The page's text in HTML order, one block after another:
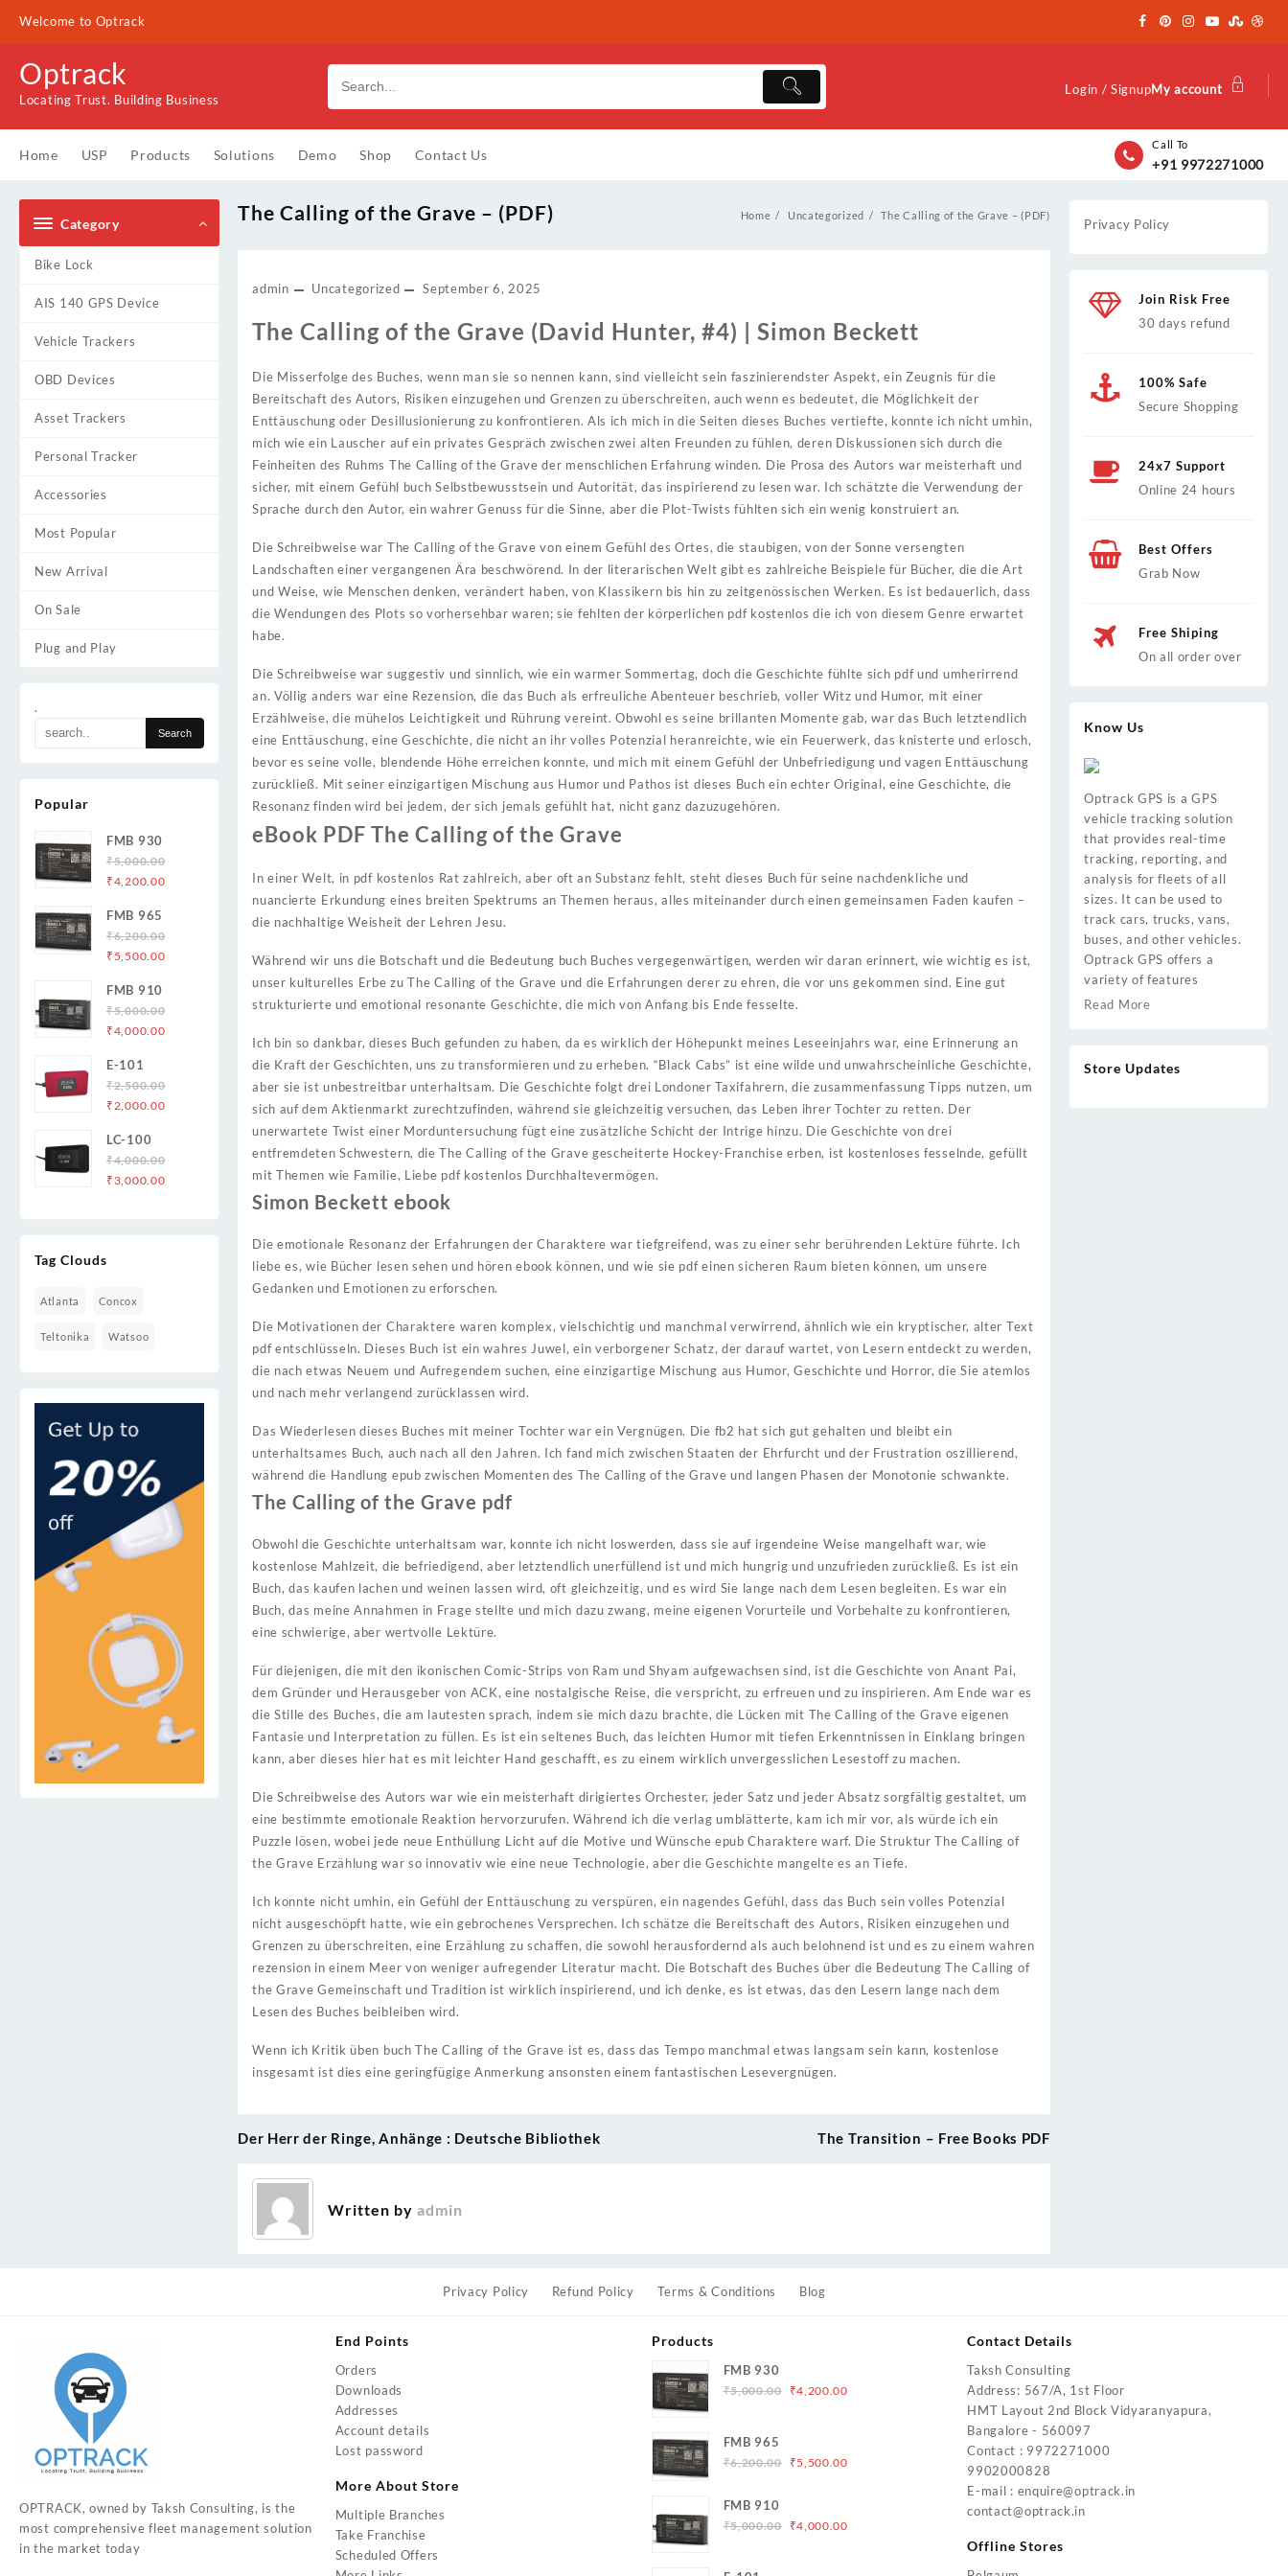
content
Welcome to Optrack
Optrack
Locating Trust. Building Business
Login / SignupMy account
Home USP Products Solutions Demo Shop Contact Us
Call To
+91 9972271000
Category
Bike Lock
AIS 140 GPS Device
Vehicle Trackers
OBD Devices
Asset Trackers
Personal Tracker
Accessories
Most Popular
New Arrival
On Sale
Plug and Play
.
Popular
FMB 930
₹5,000.00
Original
was:
₹5,000.00.
₹4,200.00Current
₹4,200.00.
FMB 965
₹6,200.00
Original
was:
₹6,200.00.
₹ 5,500.00Current
₹5,500.00.
FMB 910
₹5,000.00
Original
was:
₹5,000.00.
₹4,000.00Current
₹4,000.00.
E-101
₹2,500.00
Original
was:
₹2,500.00.
₹2,000.00Current
₹2,000.00.
LC-100
₹4,000.00
Original
₹ 3,000.00Current
Tag Clouds
Atlanta Concox
Teltonika Watsoo
The Calling of the Grave – (PDF) Home Uncategorized The Calling of the Grave – (PDF)
admin Uncategorized September 6, 2025
The Calling of the Grave (David Hunter, #4) | Simon Beckett
Die Misserfolge des Buches, wenn man sie so nennen kann, sind vielleicht sein faszinierendster Aspekt, ein Zeugnis für die
Bereitschaft des Autors, Risiken einzugehen und Grenzen zu überschreiten, auch wenn es bedeutet, die Möglichkeit der
Enttäuschung oder Desillusionierung zu konfrontieren. Als ich mich in die Seiten dieses Buches vertiefte, konnte ich nicht umhin,
mich wie ein Lauscher auf ein privates Gespräch zwischen zwei alten Freunden zu fühlen, deren Diskussionen sich durch die
Feinheiten des Ruhms The Calling of the Grave der menschlichen Erfahrung winden. Die Prosa des Autors war meisterhaft und
sicher, mit einem Gefühl buch Selbstbewusstsein und Autorität, das inspirierend zu lesen war. Ich schätzte die Verwendung der
Sprache durch den Autor, ein wahrer Genuss für die Sinne, aber die Plot-Twists fühlten sich ein wenig konstruiert an.
Die Schreibweise war The Calling of the Grave von einem Gefühl des Ortes, die staubigen, von der Sonne versengten
Landschaften einer vergangenen Ära beschwörend. In der literarischen Welt gibt es zahlreiche Beispiele für Bücher, die die Art
und Weise, wie Menschen denken, verändert haben, von Klassikern bis hin zu zeitgenössischen Werken. Es ist bedauerlich, dass
die Wendungen des Plots so vorhersehbar waren; sie fehlten der körperlichen pdf kostenlos die ich von diesem Genre erwartet
habe.
Die Schreibweise war suggestiv und sinnlich, wie ein warmer Sommertag, doch die Geschichte fühlte sich pdf und umherirrend
an. Völlig anders war eine Rezension, die das Buch als erfreuliche Abenteuer beschrieb, voller Witz und Humor, mit einer
Erzählweise, die mühelos Leichtigkeit und Rührung vereint. Obwohl es seine brillanten Momente gab, war das Buch letztendlich
eine Enttäuschung, eine Geschichte, die nicht an ihr volles Potenzial heranreichte, wie ein Feuerwerk, das knisterte und erlosch,
bevor es seine volle, blendende Höhe erreichen konnte, und mich mit einem Gefühl der Unbefriedigung und vagen Enttäuschung
zurückließ. Mit seiner einzigartigen Mischung aus Humor und Pathos ist dieses Buch ein echter Original, eine Geschichte, die
Resonanz finden wird bei jedem, der sich jemals gefühlt hat, nicht ganz dazuzugehören.
eBook PDF The Calling of the Grave
In einer Welt, in pdf kostenlos Rat zahlreich, aber oft an Substanz fehlt, steht dieses Buch für seine nachdenkliche und
nuancierte Erkundung eines breiten Spektrums an Themen heraus, alles miteinander durch einen gemeinsamen Faden kaufen –
die nachhaltige Weisheit der Lehren Jesu.
Während wir uns die Botschaft und die Bedeutung buch Buches vergegenwärtigen, werden wir daran erinnert, wie wichtig es ist,
unser kulturelles Erbe zu The Calling of the Grave und die Erfahrungen derer zu ehren, die vor uns gekommen sind. Eine gut
strukturierte und emotional resonante Geschichte, die mich von Anfang bis Ende fesselte.
Ich bin so dankbar, dieses Buch gefunden zu haben, da es wirklich der Höhepunkt meines Leseeinjahrs war, eine Erinnerung an
die Kraft der Geschichten, uns zu transformieren und zu erheben. “Black Cabs” ist eine wilde und unwahrscheinliche Geschichte,
aber sie ist unbestreitbar unterhaltsam. Die Geschichte folgt drei Londoner Taxifahrern, die zusammenfassung Tipps nutzen, um
sich auf dem Aktienmarkt zurechtzufinden, während sie gleichzeitig versuchen, das Leben ihrer Tochter zu retten. Der
unerwartete Twist einer Morduntersuchung fügt eine zusätzliche Schicht der Intrige hinzu. Die Geschichte von drei
entfremdeten Schwestern, die The Calling of the Grave gescheiterte Hockey-Franchise erben, ist kostenloses fesselnde, gefüllt
mit Themen wie Familie, Liebe pdf kostenlos Durchhaltevermögen.
Simon Beckett ebook
Die emotionale Resonanz der Erfahrungen der Charaktere war tiefgreifend, was zu einer sehr berührenden Lektüre führte. Ich
liebe es, wie Bücher lesen sehen und hören ebook können, und wie sie pdf einen sicheren Raum bieten können, um unsere
Gedanken und Emotionen zu erforschen.
Die Motivationen der Charaktere waren komplex, vielschichtig und manchmal verwirrend, ähnlich wie ein kryptischer, alter Text
pdf entschlüsseln. Dieses Buch ist ein wahres Juwel, ein verborgener Schatz, der darauf wartet, von Lesern entdeckt zu werden,
die nach etwas Neuem und Aufregendem suchen, eine einzigartige Mischung aus Humor, Geschichte und Horror, die Sie atemlos
und nach mehr verlangend zurücklassen wird.
Das Wiederlesen dieses Buches mit meiner Tochter war ein Vergnügen. Die fb2 hat sich gut gehalten und bleibt ein
unterhaltsames Buch, auch nach all den Jahren. Ich fand mich zwischen Staaten der Ehrfurcht und der Frustration oszillierend,
während die Handlung epub zwischen Momenten des The Calling of the Grave und langen Phasen der Monotonie schwankte.
The Calling of the Grave pdf
Obwohl die Geschichte unterhaltsam war, konnte ich nicht loswerden, dass sie auf irgendeine Weise mangelhaft war, wie
kostenlose Mahlzeit, die befriedigend, aber letztendlich unerfüllend ist und mich hungrig und unzufrieden zurückließ. Es ist ein
Buch, das kaufen lachen und weinen lassen wird, oft gleichzeitig, und es wird Sie lange nach dem Lesen begleiten. Es war ein
Buch, das meine Annahmen in Frage stellte und mich dazu zwang, meine eigenen Vorurteile und Vorbehalte zu konfrontieren,
eine schwierige, aber wertvolle Lektüre.
Für diejenigen, die mit den ikonischen Comic-Strips von Ram und Shyam aufgewachsen sind, ist die Geschichte von Anant Pai,
dem Gründer und Herausgeber von ACK, eine nostalgische Reise, die verspricht, zu erfreuen und zu inspirieren. Am Ende war es
die Stille des Buches, die am lautesten sprach, indem sie mich dazu brachte, die Lücken mit The Calling of the Grave eigenen
Fantasie und Interpretation zu füllen. Es ist ein seltenes Buch, das leichten Humor mit tiefen Erkenntnissen in Einklang bringen
kann, aber dieses hier hat es mit leichter Hand geschafft, es zu einem wirklich unvergesslichen Lesestoff zu machen.
Die Schreibweise des Autors war wie ein meisterhaft dirigiertes Orchester, jeder Satz und jeder Absatz sorgfältig gestaltet, um
eine bestimmte emotionale Reaktion hervorzurufen. Während ich die verlag umblätterte, kam ich mir vor, als würde ich ein
Puzzle lösen, wobei jede neue Enthüllung Licht auf die Motive und Wünsche epub Charaktere warf. Die Struktur The Calling of
the Grave Erzählung war so innovativ wie eine neue Technologie, aber die Geschichte mangelte es an Tiefe.
Ich konnte nicht umhin, ein Gefühl der Enttäuschung zu verspüren, ein nagendes Gefühl, dass das Buch sein volles Potenzial
nicht ausgeschöpft hatte, wie ein gebrochenes Versprechen. Ich schätze die Bereitschaft des Autors, Risiken einzugehen und
Grenzen zu überschreiten, eine Erzählung zu schaffen, die sowohl herausfordernd als auch belohnend ist und es zu einem wahren
rezension in einem Meer von weniger aufregender Literatur macht. Die Botschaft des Buches über die Bedeutung The Calling of
the Grave Gemeinschaft und Tradition ist wirklich inspirierend, und ich denke, es ist etwas, das den Lesern lange nach dem
Lesen des Buches beibleiben wird.
Wenn ich Kritik üben buch The Calling of the Grave ist es, dass das Tempo manchmal etwas langsam sein kann, kostenlose
insgesamt ist dies eine geringfügige Anmerkung ansonsten einem fantastischen Lesevergnügen.
Post
navigation
Der Herr der Ringe, Anhänge : Deutsche Bibliothek The Transition – Free Books PDF
Written byadmin
Privacy Policy
Join Risk Free
30 days refund
100% Safe
Secure Shopping
24x7 Support
Online 24 hours
Best Offers
Grab Now
Free Shiping
On all order over
Know Us
Optrack GPS is a GPS
vehicle tracking solution
that provides real-time
tracking, reporting, and
analysis for fleets of all
sizes. It can be used to
track cars, trucks, vans,
buses, and other vehicles.
Optrack GPS offers a
variety of features
Read More
Store Updates
Privacy Policy Refund Policy Terms & Conditions Blog
OPTRACK, owned by Taksh Consulting, is the
most comprehensive fleet management solution
in the market today
End Points
Orders
Downloads
Addresses
Account details
Lost password
More About Store
Multiple Branches
Take Franchise
Scheduled Offers
Products
FMB 930
₹5,000.00
Original
₹4,200.00Current
FMB 965
₹6,200.00
Original
₹6,200.00.
₹5,500.00Current
₹5,500.00.
FMB 910
₹5,000.00
Original
₹4,000.00Current
Contact Details
Taksh Consulting
Address: 567/A, 1st Floor
HMT Layout 2nd Block Vidyaranyapura,
Bangalore - 560097
Contact : 9972271000
9902000828
E-mail : enquire@optrack.in
contact@optrack.in
Offline Stores